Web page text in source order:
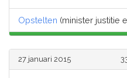
Opstelten (minister justitie
27 januari 2015